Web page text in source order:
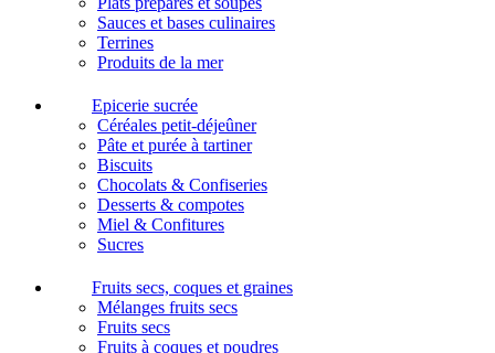
Sauces et bases culinaires
Terrines
Produits de la mer
Epicerie sucrée
Céréales petit-déjeûner
Pâte et purée à tartiner
Biscuits
Chocolats & Confiseries
Desserts & compotes
Miel & Confitures
Sucres
Fruits secs, coques et graines
Mélanges fruits secs
Fruits secs
Fruits à coques et poudres